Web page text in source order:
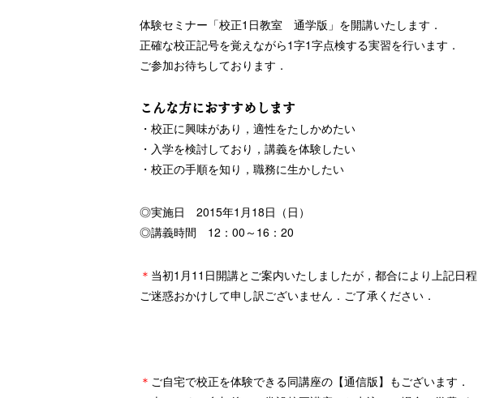
体験セミナー「校正1日教室 通学版」を開講いたします．
正確な校正記号を覚えながら1字1字点検する実習を行います．
ご参加お待ちしております．
こんな方におすすめします
・校正に興味があり，適性をたしかめたい
・入学を検討しており，講義を体験したい
・校正の手順を知り，職務に生かしたい
◎実施日 2015年1月18日（日）
◎講義時間 12：00～16：20
＊ 当初1月11日開講とご案内いたしましたが，都合により上記日
ご迷惑おかけして申し訳ございません．ご了承ください．
＊ ご自宅で校正を体験できる同講座の【通信版】もございます．